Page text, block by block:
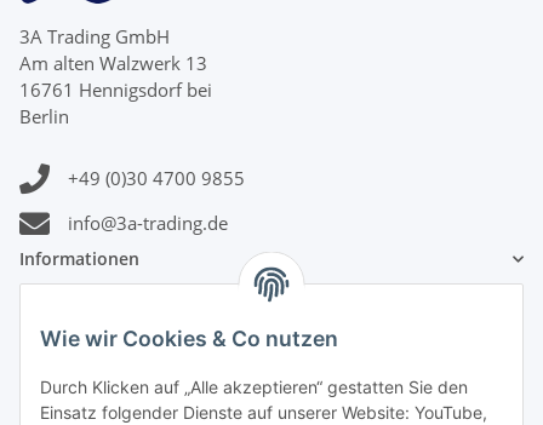
Wie wir Cookies & Co nutzen
Durch Klicken auf „Alle akzeptieren“ gestatten Sie den
Einsatz folgender Dienste auf unserer Website: YouTube,
3A Trading GmbH
Am alten Walzwerk 13
16761 Hennigsdorf bei
Berlin
+49 (0)30 4700 9855
info@3a-trading.de
Informationen
Gesetzliche Informationen
Zahlungsinformationen